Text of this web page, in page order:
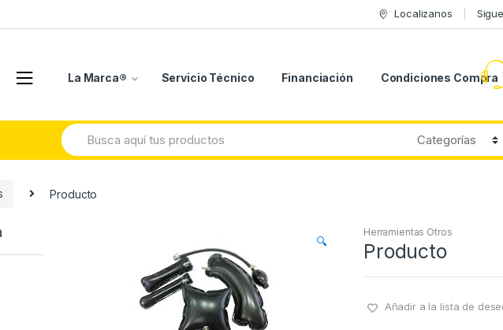
Localizanos
La Marca® Servicio Técnico Financiación Condiciones Compra
Search
for:
Producto
🔍
Herramientas Otros
Producto
Añadir a la lista de